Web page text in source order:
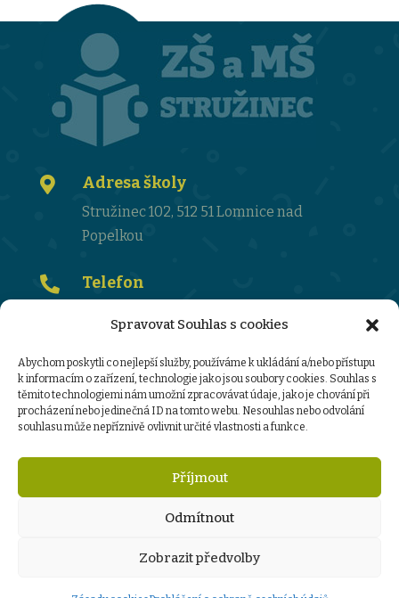
Spravovat Souhlas s cookies
Abychom poskytli co nejlepší služby, používáme k ukládání a/nebo přístupu
k informacím o zařízení, technologie jako jsou soubory cookies. Souhlas s
těmito technologiemi nám umožní zpracovávat údaje, jako je chování při
procházení nebo jedinečná ID na tomto webu. Nesouhlas nebo odvolání
souhlasu může nepříznivě ovlivnit určité vlastnosti a funkce.
Příjmout
Odmítnout
Zobrazit předvolby
 Adresa školy
Stružinec 102, 512 51 Lomnice nad
Popelkou
 Telefon
 Email
ktehnikova@zsms-struzinec.cz
Ochrana osobních údajů :
informace o zpracování osobních údajů
sazebník úhrad za poskytování informací